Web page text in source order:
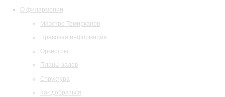
О филармонии
Маэстро Темирканов
Правовая информация
Оркестры
Планы залов
Структура
Как добраться